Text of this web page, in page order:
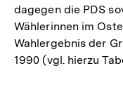
dagegen die PDS
Wählerinnen im
Wahlergebnis der
1990 (vgl. hierzu